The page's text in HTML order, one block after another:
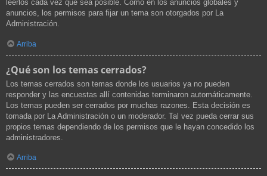
leerlos cada vez que sea posible. Como en los anuncios globales y
anuncios, los permisos para fijar un tema son otorgados por La
Administración.
Arriba
¿Qué son los temas cerrados?
Los temas cerrados son temas donde los usuarios ya no pueden
responder y las encuestas allí contenidas terminaron automáticamente.
Los temas pueden ser cerrados por muchas razones. Esta decisión es
tomada por La Administración o un moderador. Tal vez pueda cerrar sus
propios temas dependiendo de los permisos que le hayan concedido los
administradores.
Arriba